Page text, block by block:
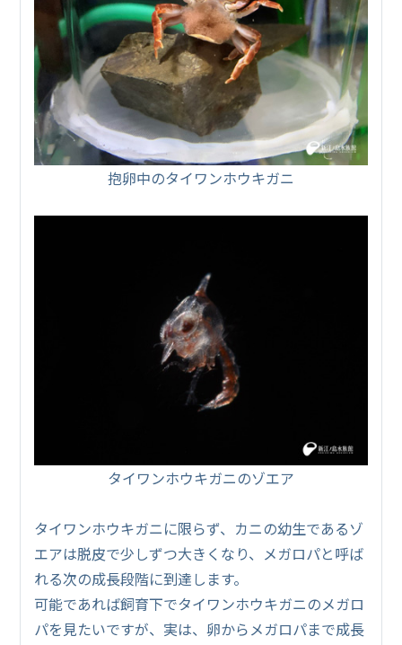
抱卵中のタイワンホウキガニ
タイワンホウキガニのゾエア
タイワンホウキガニに限らず、カニの幼生であるゾ
エアは脱皮で少しずつ大きくなり、メガロパと呼ば
れる次の成長段階に到達します。
可能であれば飼育下でタイワンホウキガニのメガロ
パを見たいですが、実は、卵からメガロパまで成長